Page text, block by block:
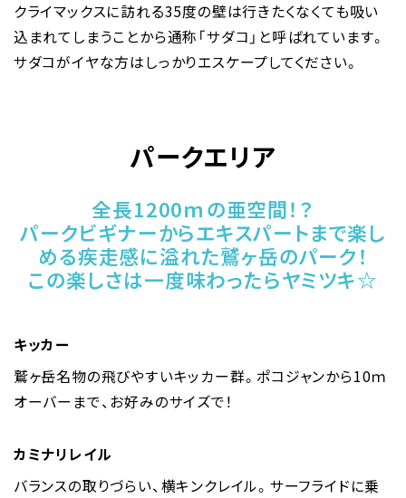
クライマックスに訪れる35度の壁は行きたくなくても吸い
込まれてしまうことから通称「サダコ」と呼ばれています。
サダコがイヤな方はしっかりエスケープしてください。
パークエリア
全長1200ｍの亜空間！？
パークビギナーからエキスパートまで楽し
める疾走感に溢れた鷲ヶ岳のパーク！
この楽しさは一度味わったらヤミツキ☆
キッカー
鷲ヶ岳名物の飛びやすいキッカー群。ポコジャンから10ｍ
オーバーまで、お好みのサイズで！
カミナリレイル
バランスの取りづらい、横キンクレイル。サーフライドに乗